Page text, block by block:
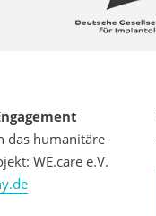
das humanitäre
WE.care e.V.